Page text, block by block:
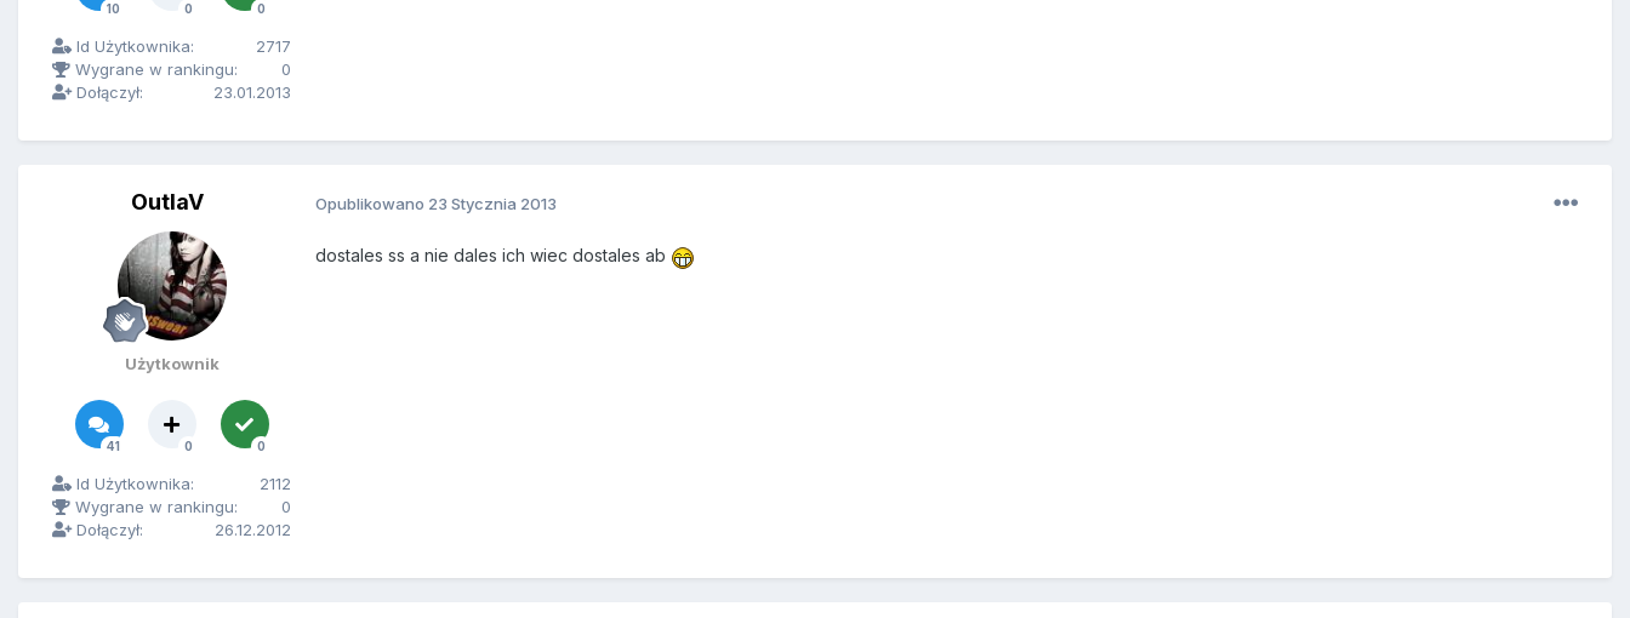
10 0 0
Id Użytkownika:
2717
Wygrane w rankingu:
0
Dołączył:
23.01.2013
OutlaV
Użytkownik
41 0 0
Id Użytkownika:
2112
Wygrane w rankingu:
0
Dołączył:
26.12.2012
Opublikowano 23 Stycznia 2013
dostales ss a nie dales ich wiec dostales ab